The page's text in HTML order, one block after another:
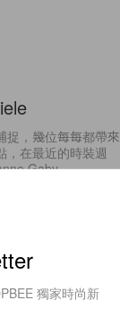
捉，幾位每每都帶來
，在最近的時裝週
Gaby
獨家時尚新